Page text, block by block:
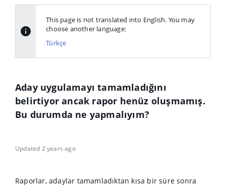
This page is not translated into English. You may
choose another language:
Türkçe
Aday uygulamayı tamamladığını
belirtiyor ancak rapor henüz oluşmamış.
Bu durumda ne yapmalıyım?
Updated 2 years ago
Raporlar, adaylar tamamladıktan kısa bir süre sonra